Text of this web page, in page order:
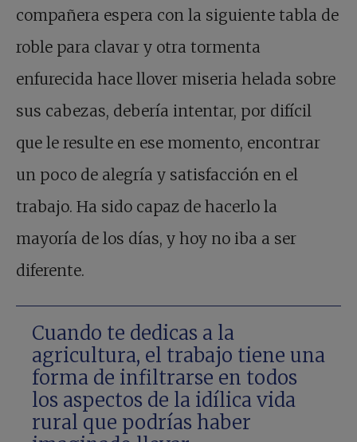
compañera espera con la siguiente tabla de
roble para clavar y otra tormenta
enfurecida hace llover miseria helada sobre
sus cabezas, debería intentar, por difícil
que le resulte en ese momento, encontrar
un poco de alegría y satisfacción en el
trabajo. Ha sido capaz de hacerlo la
mayoría de los días, y hoy no iba a ser
diferente.
Cuando te dedicas a la
agricultura, el trabajo tiene una
forma de infiltrarse en todos
los aspectos de la idílica vida
rural que podrías haber